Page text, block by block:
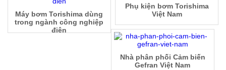
Máy bơm Torishima dùng
trong ngành công nghiệp
điện
Phụ kiện bơm Torishima
Việt Nam
Nhà phân phối Cảm biến
Gefran Việt Nam